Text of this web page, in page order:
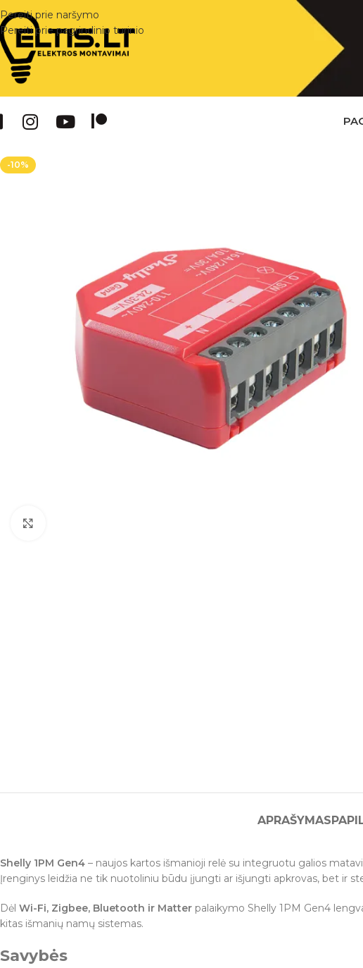
Pereiti prie naršymo
Pereiti prie pagrindinio turinio
-10%
APRAŠYMAS
Shelly 1PM Gen4 – naujos kartos išmanioji relė su integruotu galios
Įrenginys leidžia ne tik nuotoliniu būdu įjungti ar išjungti apkrovas, bet ir
Dėl Wi-Fi, Zigbee, Bluetooth ir Matter palaikymo Shelly 1PM Gen4
kitas išmanių namų sistemas.
Savybės